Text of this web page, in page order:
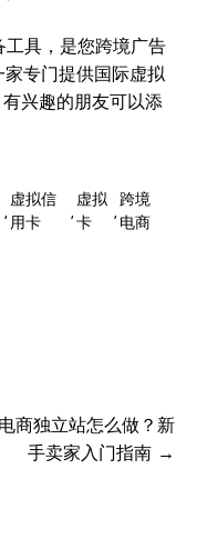
工具，是您跨境广告
家专门提供国际虚拟
兴趣的朋友可以添
虚拟信
用卡
虚拟
卡
跨境
电商
商独立站怎么做？新
手卖家入门指南